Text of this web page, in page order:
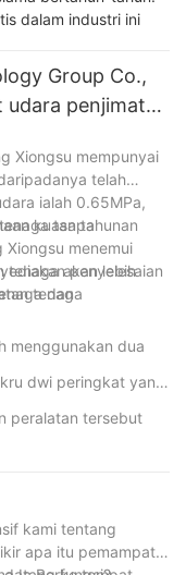
dalam industri ini
Group Co.,
penjimatan
Xiongsu mempunyai
telah
ialah 0.65MPa,
kuasa tahunan
menemui
penyelesaian
dan
tanpa
tenaga akan lebih
tenaga
menggunakan dua
dwi peringkat yang
peralatan tersebut
pertama negara.
tenaga sejam di
adalah kira-kira
kira-kira 50
kami tentang
apa itu pemampat